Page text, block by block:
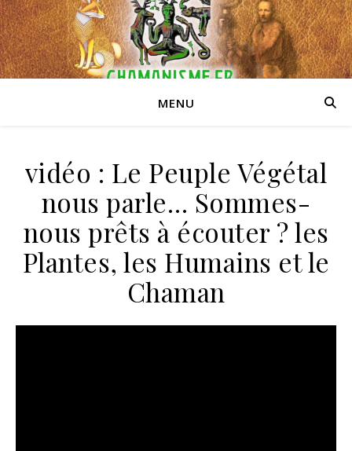
MENU
vidéo : Le Peuple Végétal
nous parle… Sommes-
nous prêts à écouter ? les
Plantes, les Humains et le
Chaman